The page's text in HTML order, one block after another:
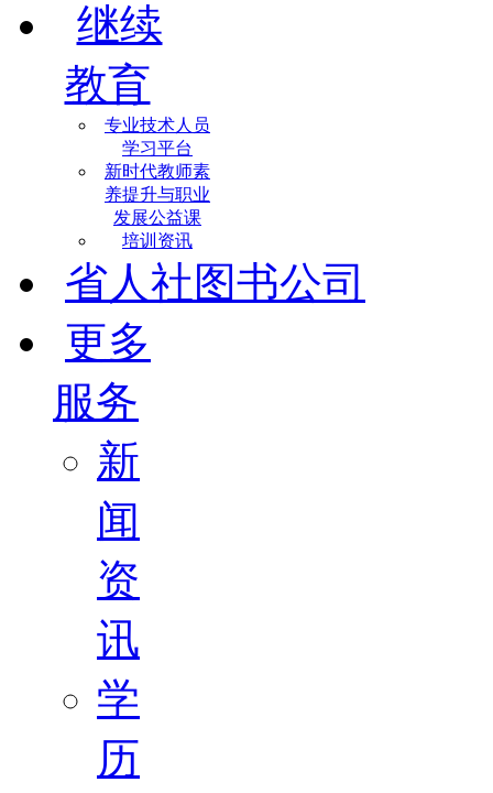
继续
教育
专业技术人员
学习平台
新时代教师素
养提升与职业
发展公益课
培训资讯
省人社图书公司
更多
服务
新
闻
资
讯
学
历